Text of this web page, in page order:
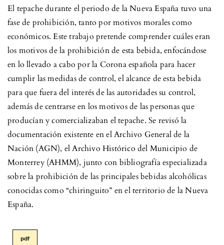
El tepache durante el periodo de la Nueva España tuvo una
fase de prohibición, tanto por motivos morales como
económicos. Este trabajo pretende comprender cuáles eran
los motivos de la prohibición de esta bebida, enfocándose
en lo llevado a cabo por la Corona española para hacer
cumplir las medidas de control, el alcance de esta bebida
para que fuera del interés de las autoridades su control,
además de centrarse en los motivos de las personas que
producían y comercializaban el tepache. Se revisó la
documentación existente en el Archivo General de la
Nación (AGN), el Archivo Histórico del Municipio de
Monterrey (AHMM), junto con bibliografía especializada
sobre la prohibición de las principales bebidas alcohólicas
conocidas como “chiringuito” en el territorio de la Nueva
España.
pdf